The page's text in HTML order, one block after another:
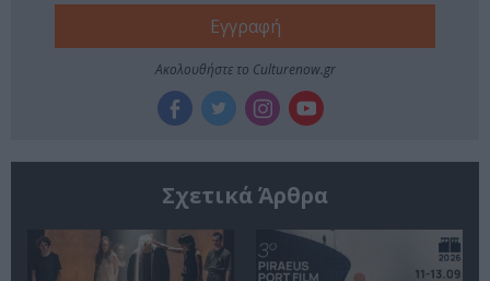
Ακολουθήστε το Culturenow.gr
Σχετικά Άρθρα